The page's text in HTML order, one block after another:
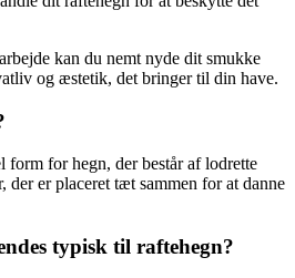
kan du nemt nyde dit smukke
og æstetik, det bringer til din have.
form for hegn, der består af lodrette
der er placeret tæt sammen for at danne
typisk til raftehegn?